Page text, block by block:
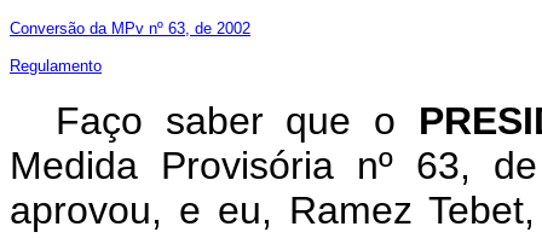
Conversão da MPv nº 63, de 2002
Regulamento
Faço saber que o
Medida Provisória nº 63,
aprovou, e eu, Ramez